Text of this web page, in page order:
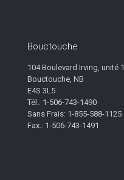
Bouctouche
104 Boulevard Irving, unité 1
Bouctouche, NB
E4S 3L5
Tél.: 1-506-743-1490
Sans Frais: 1-855-588-1125
Fax.: 1-506-743-1491